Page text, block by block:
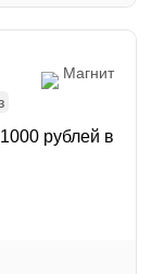
Магнит
рублей в